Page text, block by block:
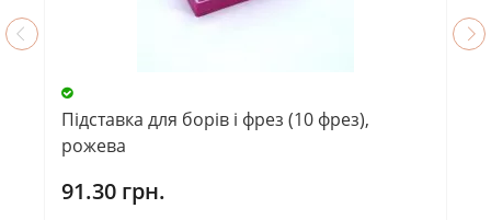
Підставка для борів і фрез (10 фрез),
рожева
91.30 грн.